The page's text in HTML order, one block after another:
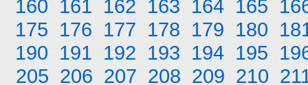
160 161 162 163 164 165
175 176 177 178 179 180
190 191 192 193 194 195
205 206 207 208 209 210